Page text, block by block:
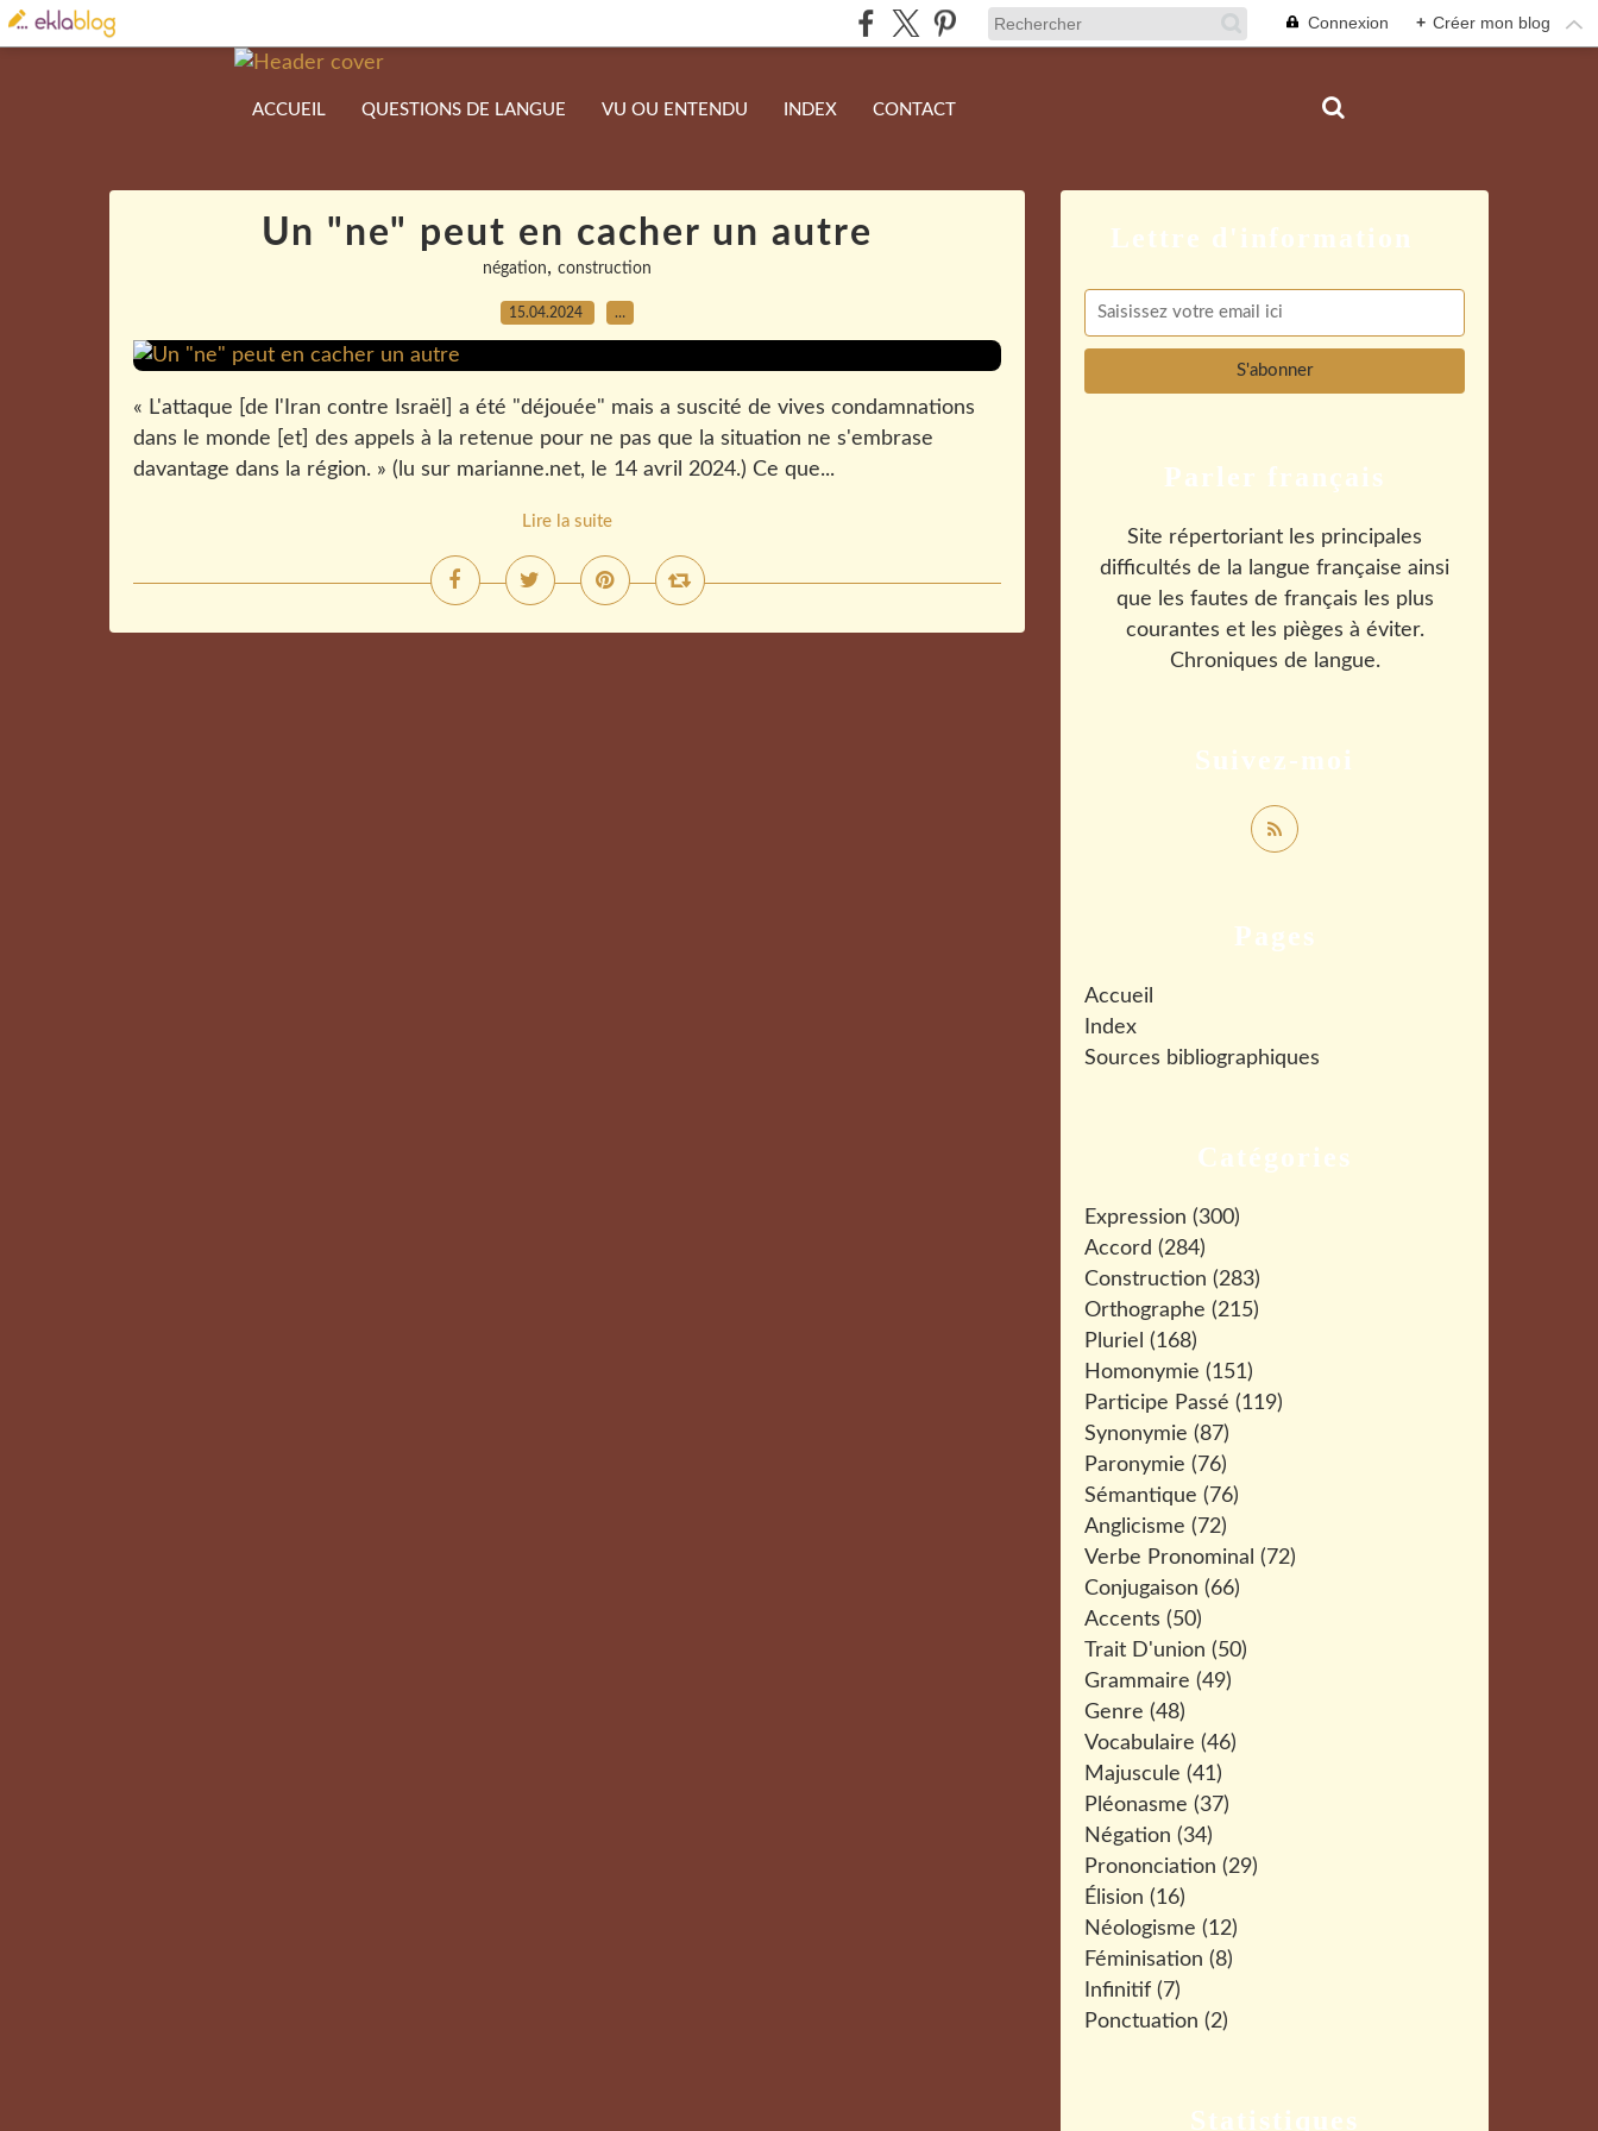
Connexion + Créer mon blog
ACCUEIL QUESTIONS DE LANGUE VU OU ENTENDU INDEX CONTACT
Un "ne" peut en cacher un autre
négation, construction
15.04.2024 …
« L'attaque [de l'Iran contre Israël] a été "déjouée" mais a suscité de vives condamnations
dans le monde [et] des appels à la retenue pour ne pas que la situation ne s'embrase
davantage dans la région. » (lu sur marianne.net, le 14 avril 2024.) Ce que...
Lire la suite
Catégories
Expression (300)
Accord (284)
Construction (283)
Orthographe (215)
Pluriel (168)
Homonymie (151)
Participe Passé (119)
Synonymie (87)
Paronymie (76)
Sémantique (76)
Anglicisme (72)
Verbe Pronominal (72)
Conjugaison (66)
Accents (50)
Trait D'union (50)
Grammaire (49)
Genre (48)
Vocabulaire (46)
Majuscule (41)
Pléonasme (37)
Négation (34)
Prononciation (29)
Élision (16)
Néologisme (12)
Féminisation (8)
Infinitif (7)
Ponctuation (2)
Pages
Accueil
Index
Sources bibliographiques
Suivez-moi
Parler français
Site répertoriant les principales
difficultés de la langue française ainsi
que les fautes de français les plus
courantes et les pièges à éviter.
Chroniques de langue.
Statistiques